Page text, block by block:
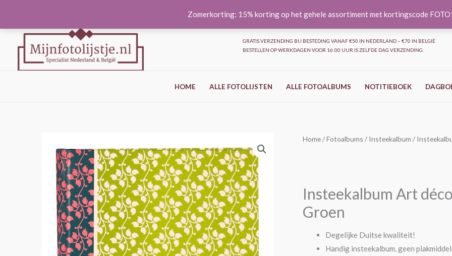
Zomerkorting: 15% korting op het gehele assortiment met kortingscode
inhoud
GRATIS VERZENDING BIJ BESTEDING VANAF €50 IN NEDERLAND – €70 IN BELGIË
BESTELLEN OP WERKDAGEN VOOR 16:00 UUR IS ZELFDE DAG VERZENDING
HOME ALLE FOTOLIJSTEN ALLE FOTOALBUMS NOTITIEBOEK
Home/Fotoalbums / Insteekalbum /
Insteekalbum Art
Groen
Degelijke Duitse kwaliteit!
Handig insteekalbum, geen
Insteekalbum
200
foto's
10x15